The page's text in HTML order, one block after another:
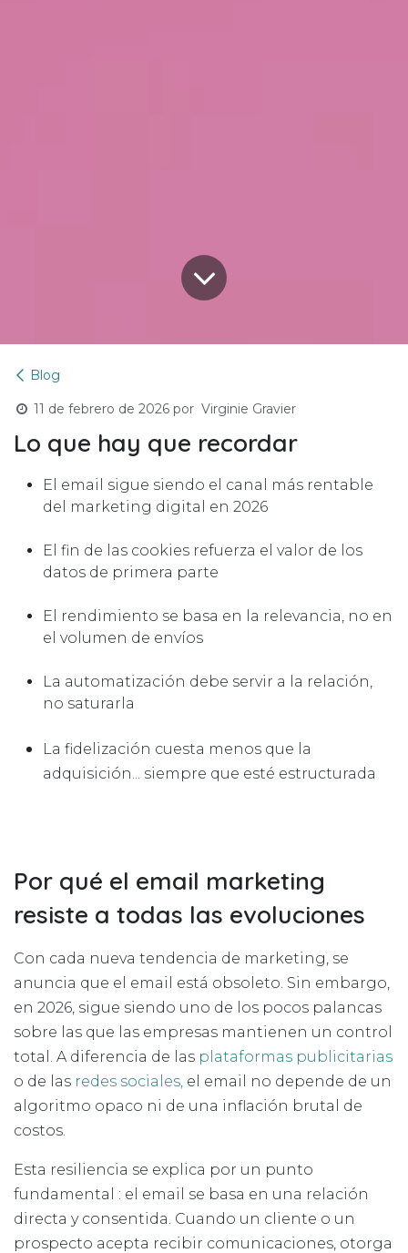
Blog
11 de febrero de 2026 por Virginie Gravier
Lo que hay que recordar
El email sigue siendo el canal más rentable
del marketing digital en 2026
El fin de las cookies refuerza el valor de los
datos de primera parte
El rendimiento se basa en la relevancia, no en
el volumen de envíos
La automatización debe servir a la relación,
no saturarla
La fidelización cuesta menos que la
adquisición... siempre que esté estructurada
Por qué el email marketing
resiste a todas las evoluciones
Con cada nueva tendencia de marketing, se
anuncia que el email está obsoleto. Sin embargo,
en 2026, sigue siendo uno de los pocos palancas
sobre las que las empresas mantienen un control
total. A diferencia de las plataformas publicitarias
o de las redes sociales, el email no depende de un
algoritmo opaco ni de una inflación brutal de
costos.
Esta resiliencia se explica por un punto
fundamental : el email se basa en una relación
directa y consentida. Cuando un cliente o un
prospecto acepta recibir comunicaciones, otorga